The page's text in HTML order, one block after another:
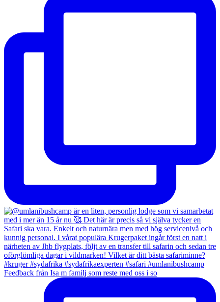
Feedback från Isa m familj som reste med oss i so